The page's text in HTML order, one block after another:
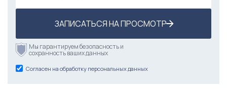
ЗАПИСАТЬСЯ НА ПРОСМОТР
Мы гарантируем безопасность и
сохранность ваших данных
Согласен на обработку персональных данных